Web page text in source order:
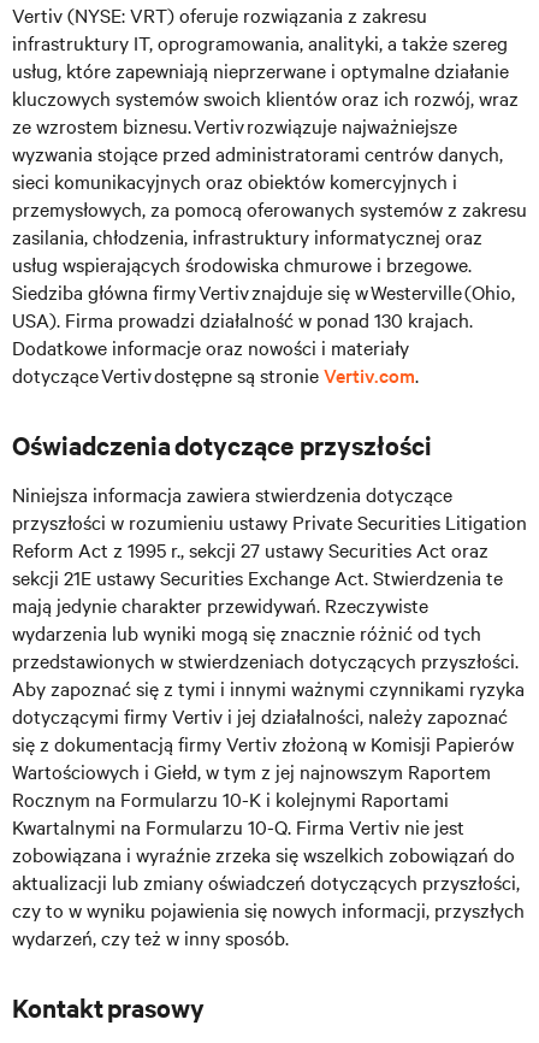
Vertiv (NYSE: VRT) oferuje rozwiązania z zakresu
infrastruktury IT, oprogramowania, analityki, a także szereg
usług, które zapewniają nieprzerwane i optymalne działanie
kluczowych systemów swoich klientów oraz ich rozwój, wraz
ze wzrostem biznesu. Vertiv rozwiązuje najważniejsze
wyzwania stojące przed administratorami centrów danych,
sieci komunikacyjnych oraz obiektów komercyjnych i
przemysłowych, za pomocą oferowanych systemów z zakresu
zasilania, chłodzenia, infrastruktury informatycznej oraz
usług wspierających środowiska chmurowe i brzegowe.
Siedziba główna firmy Vertiv znajduje się w Westerville (Ohio,
USA). Firma prowadzi działalność w ponad 130 krajach.
Dodatkowe informacje oraz nowości i materiały
dotyczące Vertiv dostępne są stronieVertiv.com.
Oświadczenia dotyczące przyszłości
Niniejsza informacja zawiera stwierdzenia dotyczące
przyszłości w rozumieniu ustawy Private Securities Litigation
Reform Act z 1995 r., sekcji 27 ustawy Securities Act oraz
sekcji 21E ustawy Securities Exchange Act. Stwierdzenia te
mają jedynie charakter przewidywań. Rzeczywiste
wydarzenia lub wyniki mogą się znacznie różnić od tych
przedstawionych w stwierdzeniach dotyczących przyszłości.
Aby zapoznać się z tymi i innymi ważnymi czynnikami ryzyka
dotyczącymi firmy Vertiv i jej działalności, należy zapoznać
się z dokumentacją firmy Vertiv złożoną w Komisji Papierów
Wartościowych i Giełd, w tym z jej najnowszym Raportem
Rocznym na Formularzu 10-K i kolejnymi Raportami
Kwartalnymi na Formularzu 10-Q. Firma Vertiv nie jest
zobowiązana i wyraźnie zrzeka się wszelkich zobowiązań do
aktualizacji lub zmiany oświadczeń dotyczących przyszłości,
czy to w wyniku pojawienia się nowych informacji, przyszłych
wydarzeń, czy też w inny sposób.
Kontakt prasowy